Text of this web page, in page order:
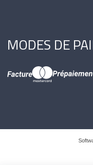
MODES DE